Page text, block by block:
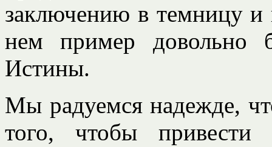
заключению в темницу
нем пример довольно
Истины.
Мы радуемся надежде,
того, чтобы